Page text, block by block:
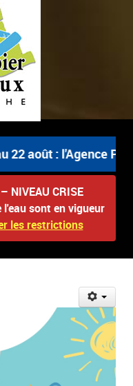
22 août : l'Agence
NIVEAU CRISE
sont en vigueur
les restrictions